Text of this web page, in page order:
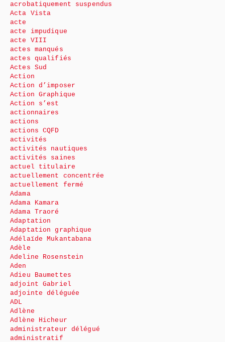
acrobatiquement suspendus
Acta Vista
acte
acte impudique
acte VIII
actes manqués
actes qualifiés
Actes Sud
Action
Action d’imposer
Action Graphique
Action s’est
actionnaires
actions
actions CQFD
activités
activités nautiques
activités saines
actuel titulaire
actuellement concentrée
actuellement fermé
Adama
Adama Kamara
Adama Traoré
Adaptation
Adaptation graphique
Adélaïde Mukantabana
Adèle
Adeline Rosenstein
Aden
Adieu Baumettes
adjoint Gabriel
adjointe déléguée
ADL
Adlène
Adlène Hicheur
administrateur délégué
administratif